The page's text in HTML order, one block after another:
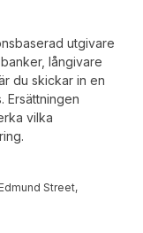
utgivare
långivare
du skickar in en
Ersättningen
vilka
Street,